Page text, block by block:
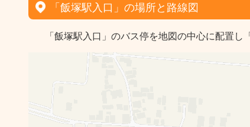
「飯塚駅入口」の場所と路線図
「飯塚駅入口」のバス停を地図の中心に配置